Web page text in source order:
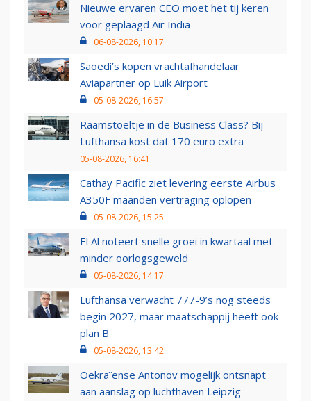
Nieuwe ervaren CEO moet het tij keren
voor geplaagd Air India
06-08-2026, 10:17
Saoedi’s kopen vrachtafhandelaar
Aviapartner op Luik Airport
05-08-2026, 16:57
Raamstoeltje in de Business Class? Bij
Lufthansa kost dat 170 euro extra
05-08-2026, 16:41
Cathay Pacific ziet levering eerste Airbus
A350F maanden vertraging oplopen
05-08-2026, 15:25
El Al noteert snelle groei in kwartaal met
minder oorlogsgeweld
05-08-2026, 14:17
Lufthansa verwacht 777-9’s nog steeds
begin 2027, maar maatschappij heeft ook
plan B
05-08-2026, 13:42
Oekraïense Antonov mogelijk ontsnapt
aan aanslag op luchthaven Leipzig